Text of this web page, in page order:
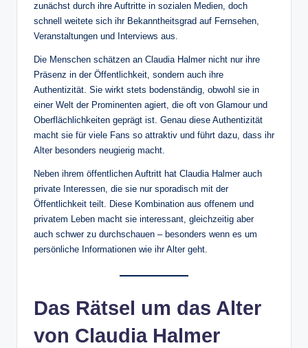
zunächst durch ihre Auftritte in sozialen Medien, doch
schnell weitete sich ihr Bekanntheitsgrad auf Fernsehen,
Veranstaltungen und Interviews aus.
Die Menschen schätzen an Claudia Halmer nicht nur ihre
Präsenz in der Öffentlichkeit, sondern auch ihre
Authentizität. Sie wirkt stets bodenständig, obwohl sie in
einer Welt der Prominenten agiert, die oft von Glamour und
Oberflächlichkeiten geprägt ist. Genau diese Authentizität
macht sie für viele Fans so attraktiv und führt dazu, dass ihr
Alter besonders neugierig macht.
Neben ihrem öffentlichen Auftritt hat Claudia Halmer auch
private Interessen, die sie nur sporadisch mit der
Öffentlichkeit teilt. Diese Kombination aus offenem und
privatem Leben macht sie interessant, gleichzeitig aber
auch schwer zu durchschauen – besonders wenn es um
persönliche Informationen wie ihr Alter geht.
Das Rätsel um das Alter
von Claudia Halmer